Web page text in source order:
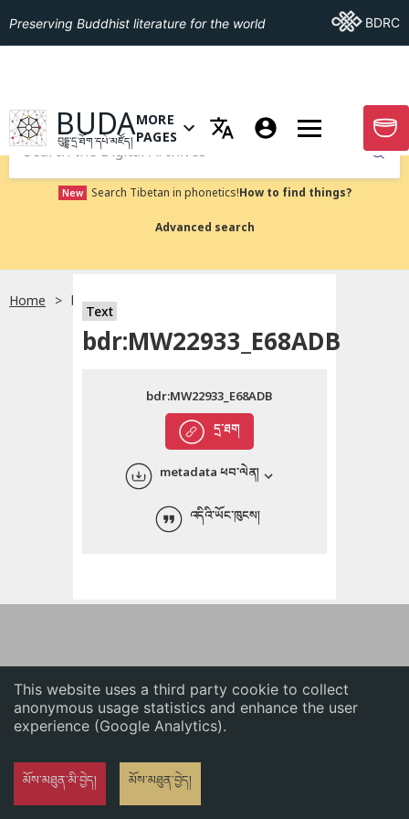
This website uses a third party cookie to collect
anonymous usage statistics and enhance the user
experience (Google Analytics).
མོས་མཐུན་མི་བྱེད། མོས་མཐུན་བྱེད།
English
ភាសាខ្មែរ
Preserving Buddhist literature for the world Go ToBDRC
GO TO HOMEPAGE
BUDA
བུདྡྷ་དྲ་ཐོག་དཔེ་མཛོད།
OPEN MENU OF MORE PAGES
MORE
PAGES
GO
Submit
New Search Tibetan in phonetics!How to find things?
Advanced search
Home bdr:MW22933_E68ADB
Text
bdr:MW22933_E68ADB
དྲ་ཐག
bdr:MW22933_E68ADB
metadata ཕབ་ལེན།
འདིའི་ཡོང་ཁུངས།